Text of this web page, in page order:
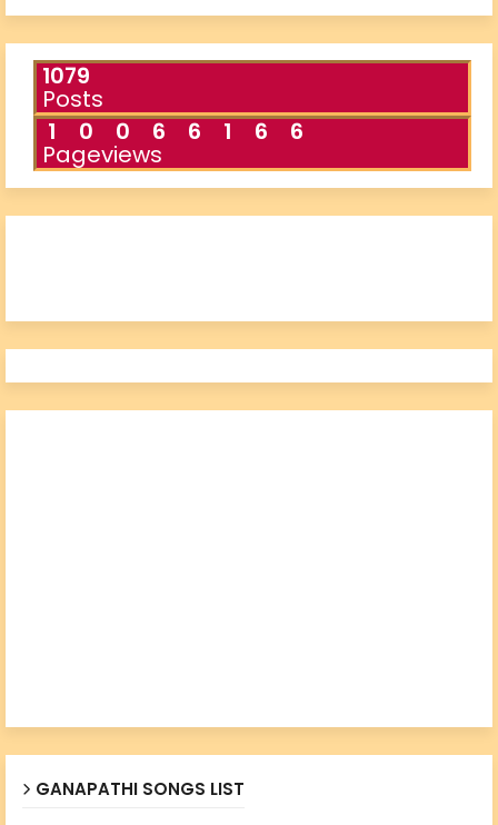
1079
Posts
1
0 0 6 6 1 6 6
Pageviews
GANAPATHI SONGS LIST